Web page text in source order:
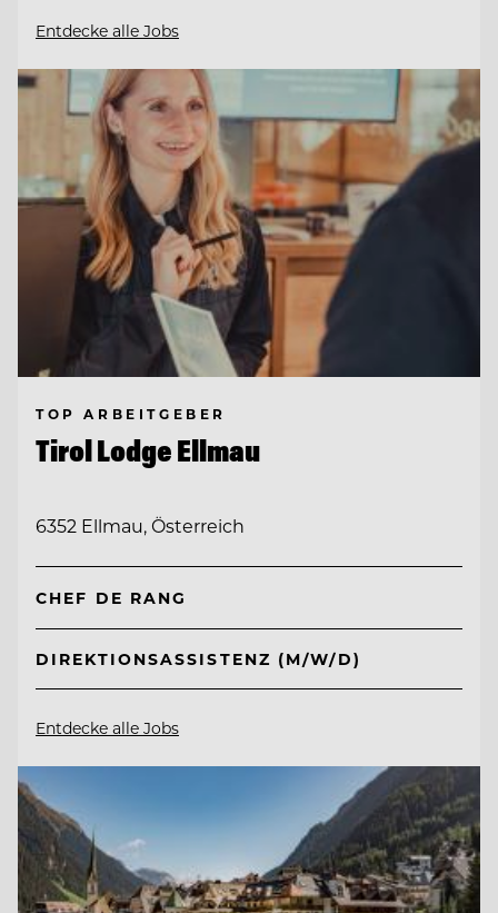
Entdecke alle Jobs
TOP ARBEITGEBER
Tirol Lodge Ellmau
6352 Ellmau, Österreich
CHEF DE RANG
DIREKTIONSASSISTENZ (M/W/D)
Entdecke alle Jobs